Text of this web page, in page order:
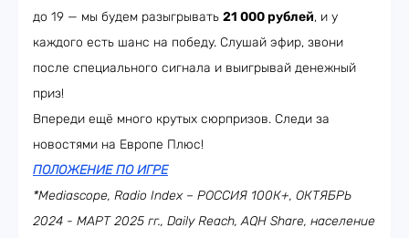
до 19 — мы будем разыгрывать 21 000 рублей, и у
каждого есть шанс на победу. Слушай эфир, звони
после специального сигнала и выигрывай денежный
приз!
Впереди ещё много крутых сюрпризов. Следи за
новостями на Европе Плюс!
ПОЛОЖЕНИЕ ПО ИГРЕ
*Mediascope, Radio Index – РОССИЯ 100К+, ОКТЯБРЬ
2024 - МАРТ 2025 гг., Daily Reach, AQH Share, население